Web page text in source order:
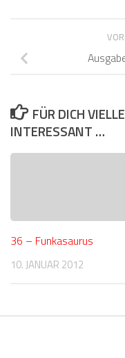
FÜR DICH
INTERESSANT …
36 – Funkasaurus
10. JANUAR 2012